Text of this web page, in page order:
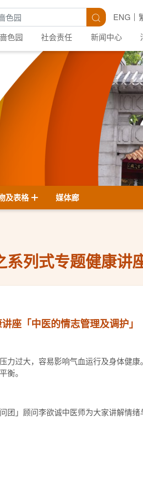
字 搜寻ENG
色园
社会责任 新闻中心
及表格 媒体廊
列式专题健康讲
座「中医的情志管理及调护」
力过大，容易影响气血运行及身体健
衡。
」顾问李欲诚中医师为大家讲解情绪